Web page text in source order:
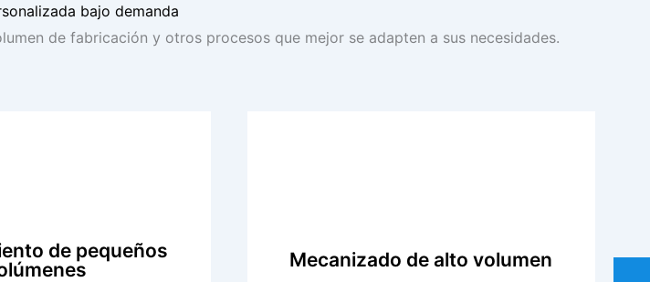
bajo demanda
de fabricación y otros procesos que mejor se adapten a sus necesidades.
de pequeños
Mecanizado de alto volumen